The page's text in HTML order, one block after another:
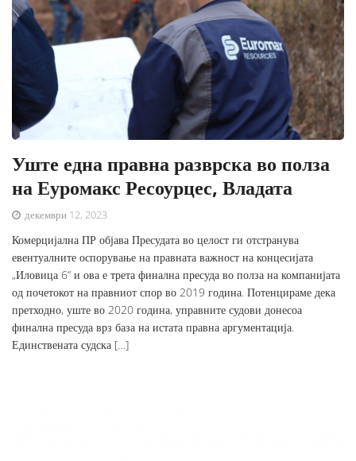
Уште една правна разврска во полза
на Еуромакс Ресоурцес, Владата
декември 12, 2023
Комерцијална ПР објава Пресудата во целост ги отстранува
евентуалните оспорување на правната важност на концесијата
„Иловица 6“ и ова е трета финална пресуда во полза на компанијата
од почетокот на правниот спор во 2019 година. Потенцираме дека
претходно, уште во 2020 година, управните судови донесоа
финална пресуда врз база на истата правна аргументација.
Единствената судска […]